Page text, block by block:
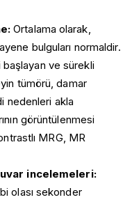
Ortalama olarak,
bulguları normaldir.
başlayan ve sürekli
tümörü, damar
nedenleri akla
görüntülenmesi
MRG, MR
incelemeleri:
olası sekonder